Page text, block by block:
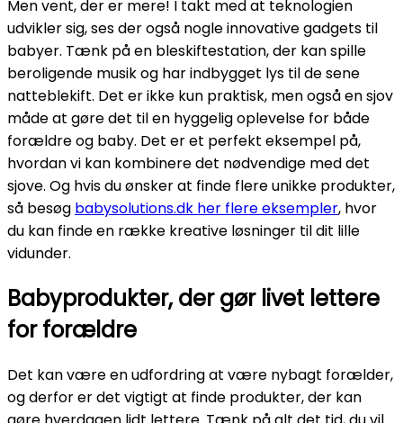
Men vent, der er mere! I takt med at teknologien
udvikler sig, ses der også nogle innovative gadgets til
babyer. Tænk på en bleskiftestation, der kan spille
beroligende musik og har indbygget lys til de sene
natteblekift. Det er ikke kun praktisk, men også en sjov
måde at gøre det til en hyggelig oplevelse for både
forældre og baby. Det er et perfekt eksempel på,
hvordan vi kan kombinere det nødvendige med det
sjove. Og hvis du ønsker at finde flere unikke produkter,
så besøg babysolutions.dk her flere eksempler, hvor
du kan finde en række kreative løsninger til dit lille
vidunder.
Babyprodukter, der gør livet lettere
for forældre
Det kan være en udfordring at være nybagt forælder,
og derfor er det vigtigt at finde produkter, der kan